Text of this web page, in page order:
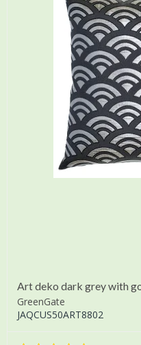
Art deko dark grey with
GreenGate
JAQCUS50ART8802